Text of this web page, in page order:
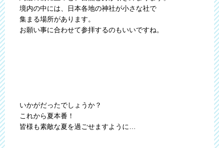
境内の中には、日本各地の神社が小さな社で
集まる場所があります。
お願い事に合わせて参拝するのもいいですね。
いかがだったでしょうか？
これから夏本番！
皆様も素敵な夏を過ごせますように…